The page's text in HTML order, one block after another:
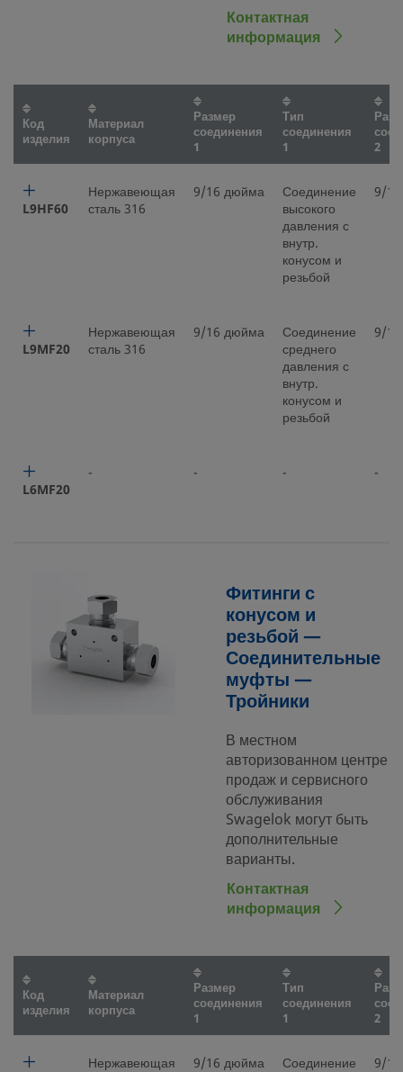
Контактная
информация
Код
изделия
Материал
корпуса
Размер
соединения
1
Тип
соединения
1
2
L9HF60
Нержавеющая
сталь 316
9/16 дюйма
Соединение
высокого
давления с
внутр.
конусом и
резьбой
9/
L9MF20
Нержавеющая
сталь 316
9/16 дюйма
Соединение
среднего
давления с
внутр.
конусом и
резьбой
9/
L6MF20
- - - -
Фитинги с
конусом и
резьбой —
Соединительные
муфты —
Тройники
В местном
авторизованном центре
продаж и сервисного
обслуживания
Swagelok могут быть
дополнительные
варианты.
Контактная
информация
Код
изделия
Материал
корпуса
Размер
соединения
1
Тип
соединения
1
2
Нержавеющая
9/16 дюйма
Соединение
9/